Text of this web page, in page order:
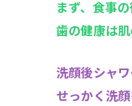
まず、食事
歯の健康は
洗顔後シャ
せっかく洗